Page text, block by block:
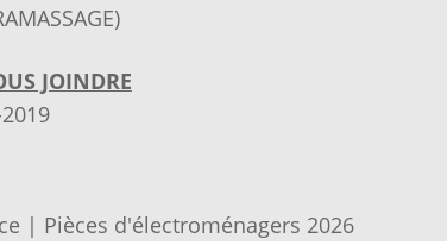
JOINDRE
| Pièces d'électroménagers 2026